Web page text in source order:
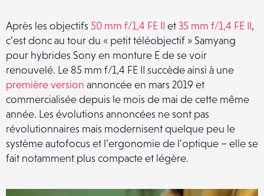
Après les objectifs 50 mm f/1,4 FE II et 35 mm f/1,4 FE II,
c’est donc au tour du « petit téléobjectif » Samyang
pour hybrides Sony en monture E de se voir
renouvelé. Le 85 mm f/1,4 FE II succède ainsi à une
première version annoncée en mars 2019 et
commercialisée depuis le mois de mai de cette même
année. Les évolutions annoncées ne sont pas
révolutionnaires mais modernisent quelque peu le
système autofocus et l’ergonomie de l’optique – elle se
fait notamment plus compacte et légère.